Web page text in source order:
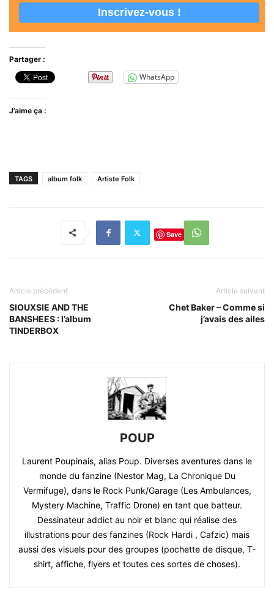
Partager :
WhatsApp
J’aime ça :
TAGS album folk Artiste Folk
Save
Article précédent
SIOUXSIE AND THE
BANSHEES : l’album
TINDERBOX
Article suivant
Chet Baker – Comme si
j’avais des ailes
POUP
Laurent Poupinais, alias Poup. Diverses aventures dans le
monde du fanzine (Nestor Mag, La Chronique Du
Vermifuge), dans le Rock Punk/Garage (Les Ambulances,
Mystery Machine, Traffic Drone) en tant que batteur.
Dessinateur addict au noir et blanc qui réalise des
illustrations pour des fanzines (Rock Hardi , Cafzic) mais
aussi des visuels pour des groupes (pochette de disque, T-
shirt, affiche, flyers et toutes ces sortes de choses).